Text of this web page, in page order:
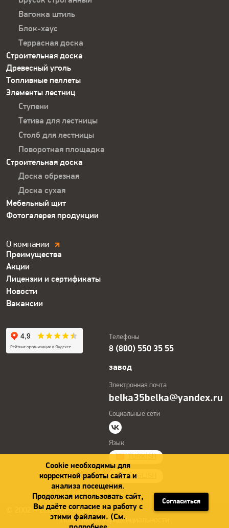
Вагонка штиль
Блок-хаус
Террасная доска
Строительная доска
Древесный уголь
Топливные пеллеты
Элементы лестниц
Ступени
Тетива для лестницы
Столб для лестницы
Поворотная площадка
Строительная доска
Доска обрезная
Доска сухая
Мебельный щит
Фотогалерея продукции
Компания.
Футер
О компании
Преимущества
Акции
Лицензии и сертификаты
Новости
Вакансии
Телефоны
8 (800) 550 35 55
завод
Электронная почта
belka35belka@yandex.ru
Социальные сети
Язык
ENGLISH
© 2002 – 2026, Белка35
Политика конфиденциальности
Cookie необходимы для
корректной работы сайта и
анализа посещения.
Продолжая использовать сайт,
Вы даёте согласие на работу с
этими файлами. (См.
Согласиться